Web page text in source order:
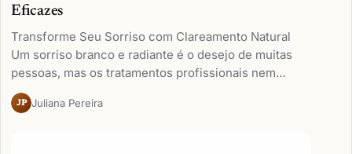
Eficazes
Transforme Seu Sorriso com Clareamento Natural
Um sorriso branco e radiante é o desejo de muitas
pessoas, mas os tratamentos profissionais nem…
JP Juliana Pereira